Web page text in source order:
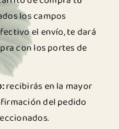
los campos
el envío, te dará
con los portes de
recibirás en la mayor
del pedido